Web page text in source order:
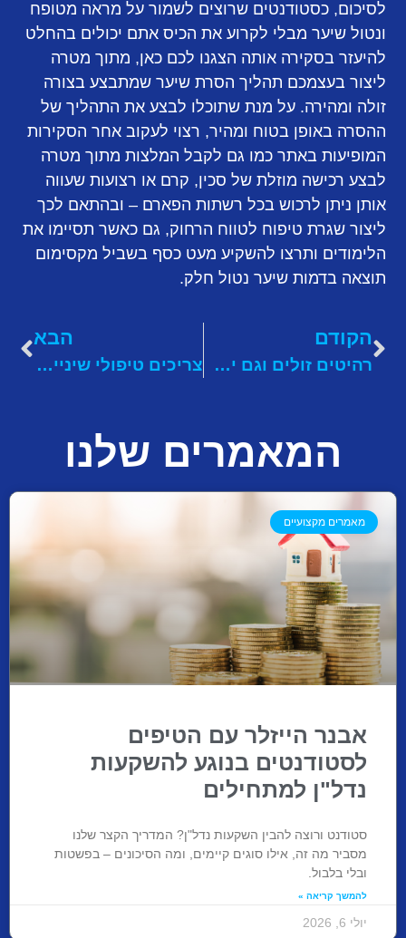
לסיכום, כסטודנטים שרוצים לשמור על מראה מטופח
ונטול שיער מבלי לקרוע את הכיס אתם יכולים בהחלט
להיעזר בסקירה אותה הצגנו לכם כאן, מתוך מטרה
ליצור בעצמכם תהליך הסרת שיער שמתבצע בצורה
זולה ומהירה. על מנת שתוכלו לבצע את התהליך של
ההסרה באופן בטוח ומהיר, רצוי לעקוב אחר הסקירות
המופיעות באתר כמו גם לקבל המלצות מתוך מטרה
לבצע רכישה מוזלת של סכין, קרם או רצועות שעווה
אותן ניתן לרכוש בכל רשתות הפארם – ובהתאם לכך
ליצור שגרת טיפוח לטווח הרחוק, גם כאשר תסיימו את
הלימודים ותרצו להשקיע מעט כסף בשביל מקסימום
תוצאה בדמות שיער נטול חלק.
הקודם
רהיטים זולים וגם יפים? יש דבר כזה: כדאי שתכירו את "האוס דיזיין"
הבא
צריכים טיפולי שיניים? בחירת המרפאה היא השלב החשוב ביותר
המאמרים שלנו
מאמרים מקצועיים
אבנר הייזלר עם הטיפים
לסטודנטים בנוגע להשקעות
נדל"ן למתחילים
סטודנט ורוצה להבין השקעות נדל"ן? המדריך הקצר שלנו
מסביר מה זה, אילו סוגים קיימים, ומה הסיכונים – בפשטות
ובלי בלבול.
להמשך קריאה »
יולי 6, 2026